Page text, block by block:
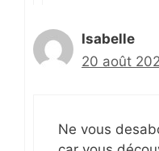
Isabelle
20 août
Ne vous